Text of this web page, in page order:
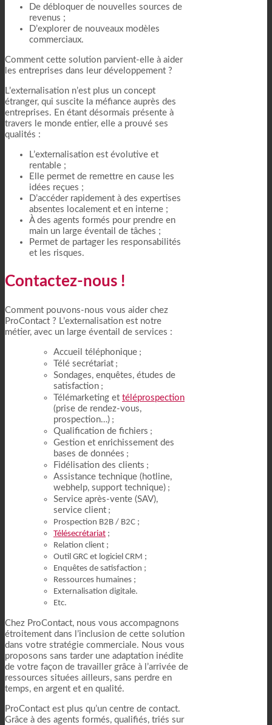
De débloquer de nouvelles sources de
revenus ;
D’explorer de nouveaux modèles
commerciaux.
Comment cette solution parvient-elle à aider
les entreprises dans leur développement ?
L’externalisation n’est plus un concept
étranger, qui suscite la méfiance auprès des
entreprises. En étant désormais présente à
travers le monde entier, elle a prouvé ses
qualités :
L’externalisation est évolutive et
rentable ;
Elle permet de remettre en cause les
idées reçues ;
D’accéder rapidement à des expertises
absentes localement et en interne ;
À des agents formés pour prendre en
main un large éventail de tâches ;
Permet de partager les responsabilités
et les risques.
Contactez-nous !
Comment pouvons-nous vous aider chez
ProContact ? L’externalisation est notre
métier, avec un large éventail de services :
Accueil téléphonique ;
Télé secrétariat ;
Sondages, enquêtes, études de
satisfaction ;
Télémarketing et téléprospection
(prise de rendez-vous,
prospection…) ;
Qualification de fichiers ;
Gestion et enrichissement des
bases de données ;
Fidélisation des clients ;
Assistance technique (hotline,
webhelp, support technique) ;
Service après-vente (SAV),
service client ;
Prospection B2B / B2C ;
Télésecrétariat ;
Relation client ;
Outil GRC et logiciel CRM ;
Enquêtes de satisfaction ;
Ressources humaines ;
Externalisation digitale.
Etc.
Chez ProContact, nous vous accompagnons
étroitement dans l’inclusion de cette solution
dans votre stratégie commerciale. Nous vous
proposons sans tarder une adaptation inédite
de votre façon de travailler grâce à l’arrivée de
ressources situées ailleurs, sans perdre en
temps, en argent et en qualité.
ProContact est plus qu’un centre de contact.
Grâce à des agents formés, qualifiés, triés sur